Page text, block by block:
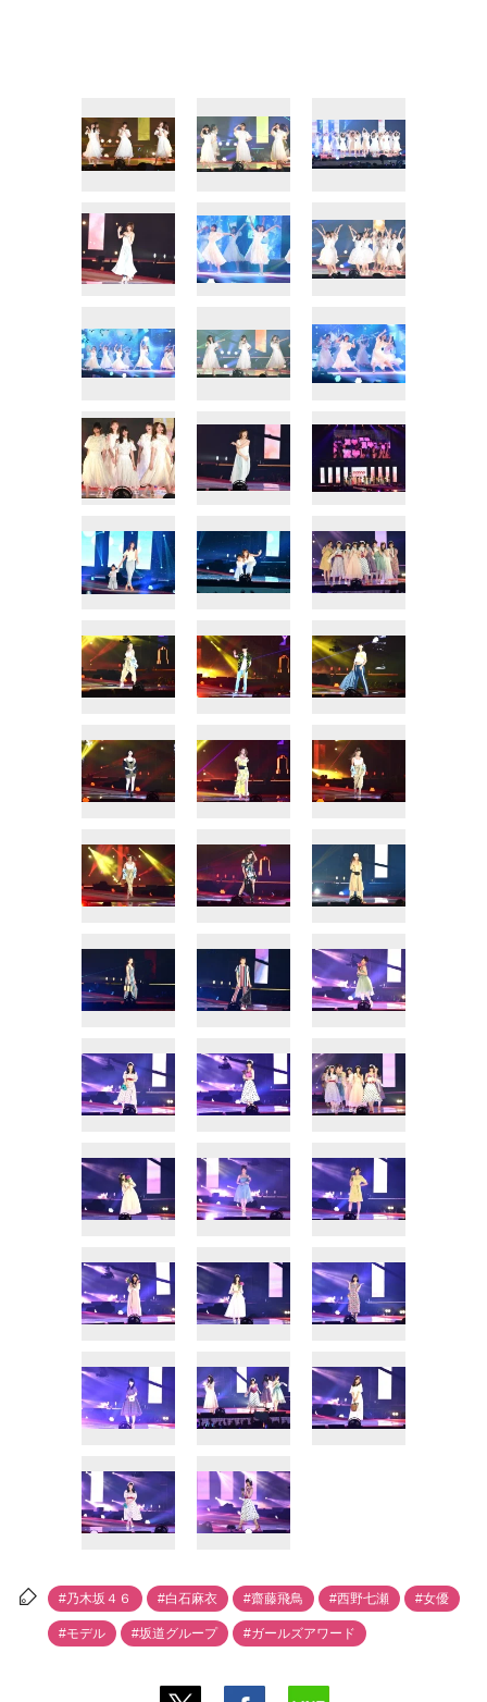
#乃木坂４６ #白石麻衣 #齋藤飛鳥 #西野七瀬 #女優
#モデル #坂道グループ #ガールズアワード